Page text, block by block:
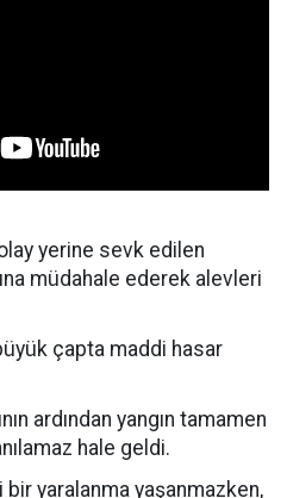
yerine sevk edilen
müdahale ederek alevleri
çapta maddi hasar
ardından yangın tamamen
hale geldi.
bir yaralanma yaşanmazken,